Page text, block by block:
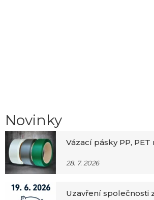
Novinky
Vázací pásky PP,
28. 7. 2026
Uzavření společnosti